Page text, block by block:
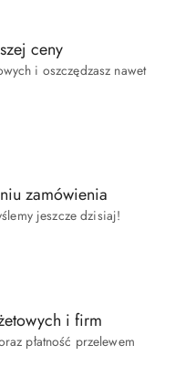
ceny
i oszczędzasz nawet
zamówienia
jeszcze dzisiaj!
i firm
płatność przelewem